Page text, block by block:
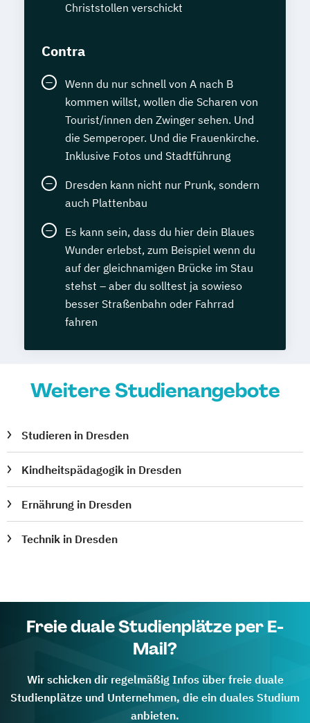
Christstollen verschickt
Contra
Wenn du nur schnell von A nach B
kommen willst, wollen die Scharen von
Tourist/innen den Zwinger sehen. Und
die Semperoper. Und die Frauenkirche.
Inklusive Fotos und Stadtführung
Dresden kann nicht nur Prunk, sondern
auch Plattenbau
Es kann sein, dass du hier dein Blaues
Wunder erlebst, zum Beispiel wenn du
auf der gleichnamigen Brücke im Stau
stehst – aber du solltest ja sowieso
besser Straßenbahn oder Fahrrad
fahren
Weitere Studienangebote
Studieren in Dresden
Kindheitspädagogik in Dresden
Ernährung in Dresden
Technik in Dresden
Freie duale Studienplätze per E-
Mail?
Wir schicken dir regelmäßig Infos über freie duale
Studienplätze und Unternehmen, die ein duales Studium
anbieten.